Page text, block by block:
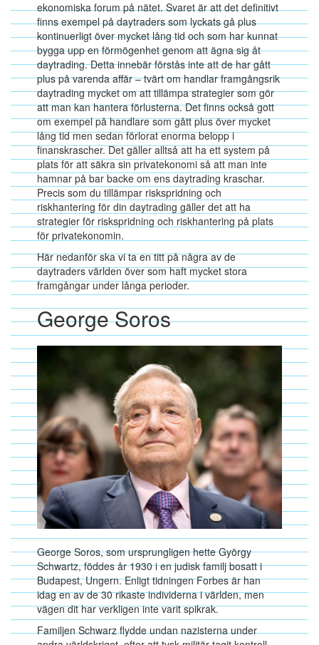
ekonomiska forum på nätet. Svaret är att det definitivt
finns exempel på daytraders som lyckats gå plus
kontinuerligt över mycket lång tid och som har kunnat
bygga upp en förmögenhet genom att ägna sig åt
daytrading. Detta innebär förstås inte att de har gått
plus på varenda affär – tvärt om handlar framgångsrik
daytrading mycket om att tillämpa strategier som gör
att man kan hantera förlusterna. Det finns också gott
om exempel på handlare som gått plus över mycket
lång tid men sedan förlorat enorma belopp i
finanskrascher. Det gäller alltså att ha ett system på
plats för att säkra sin privatekonomi så att man inte
hamnar på bar backe om ens daytrading kraschar.
Precis som du tillämpar riskspridning och
riskhantering för din daytrading gäller det att ha
strategier för riskspridning och riskhantering på plats
för privatekonomin.
Här nedanför ska vi ta en titt på några av de
daytraders världen över som haft mycket stora
framgångar under långa perioder.
George Soros
George Soros, som ursprungligen hette György
Schwartz, föddes år 1930 i en judisk familj bosatt i
Budapest, Ungern. Enligt tidningen Forbes är han
idag en av de 30 rikaste individerna i världen, men
vägen dit har verkligen inte varit spikrak.
Familjen Schwarz flydde undan nazisterna under